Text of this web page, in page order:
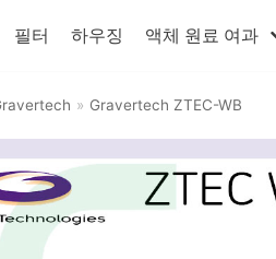
필터 하우징 액체 원료 여과
» Gravertech ZTEC-WB